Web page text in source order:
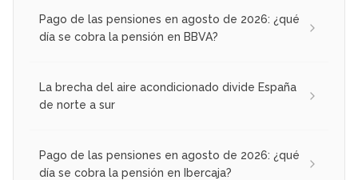
Pago de las pensiones en agosto de 2026: ¿qué
día se cobra la pensión en BBVA?
La brecha del aire acondicionado divide España
de norte a sur
Pago de las pensiones en agosto de 2026: ¿qué
día se cobra la pensión en Ibercaja?